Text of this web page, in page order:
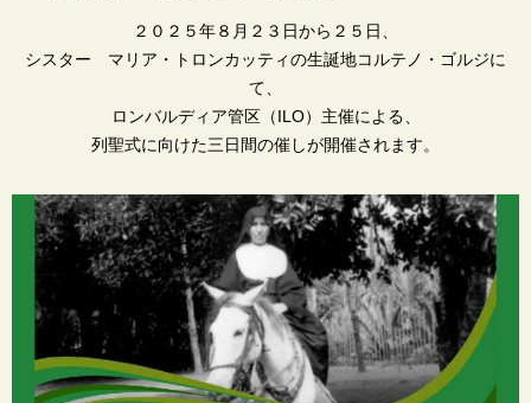
２０２５年８月２３日から２５日、
シスター マリア・トロンカッティの生誕地コルテノ・ゴルジに
て、
ロンバルディア管区（ILO）主催による、
列聖式に向けた三日間の催しが開催されます。